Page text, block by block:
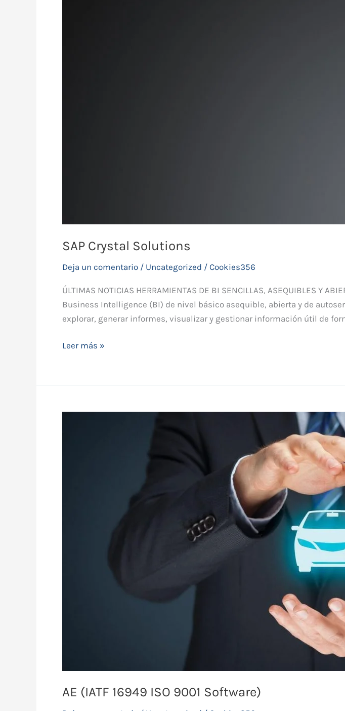
SAP Crystal Solutions
Deja un comentario / Uncategorized / Cookies356
ÚLTIMAS NOTICIAS HERRAMIENTAS DE BI SENCILLAS, ASEQUIBLES Y
Business Intelligence (BI) de nivel básico asequible, abierta y de
explorar, generar informes, visualizar y gestionar información útil de
Leer más »
AE (IATF 16949 ISO 9001 Software)